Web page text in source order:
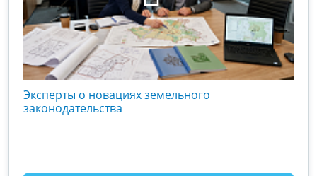
Эксперты о новациях земельного
законодательства